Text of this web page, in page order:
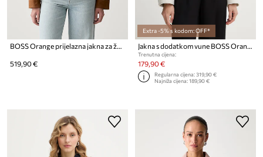
BOSS Orange prijelazna jakna za žene od brušene kože C_Sabea
519,90 €
Extra -5% s kodom: OFF*
Jakna s dodatkom vune BOSS Orange C Cariana
Trenutna cijena:
179,90 €
Regularna cijena:319,90 €
Najniža cijena:189,90 €